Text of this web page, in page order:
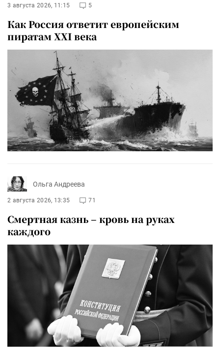
3 августа 2026, 11:15 5
Как Россия ответит европейским
пиратам XXI века
Ольга Андреева
2 августа 2026, 13:35 71
Смертная казнь – кровь на руках
каждого